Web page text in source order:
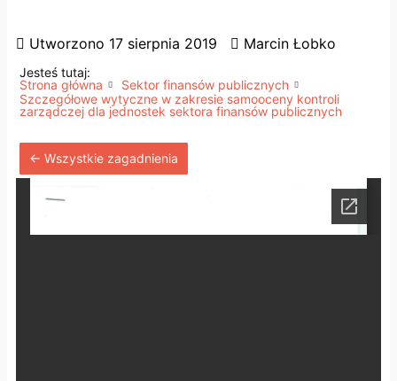
Utworzono 17 sierpnia 2019 Marcin Łobko
Jesteś tutaj:
Strona główna
Sektor finansów publicznych
Szczegółowe wytyczne w zakresie samooceny kontroli
zarządczej dla jednostek sektora finansów publicznych
← Wszystkie zagadnienia